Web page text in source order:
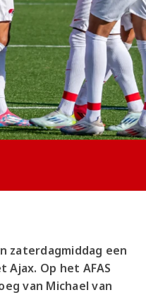
zaterdagmiddag een
Op het AFAS
van Michael van